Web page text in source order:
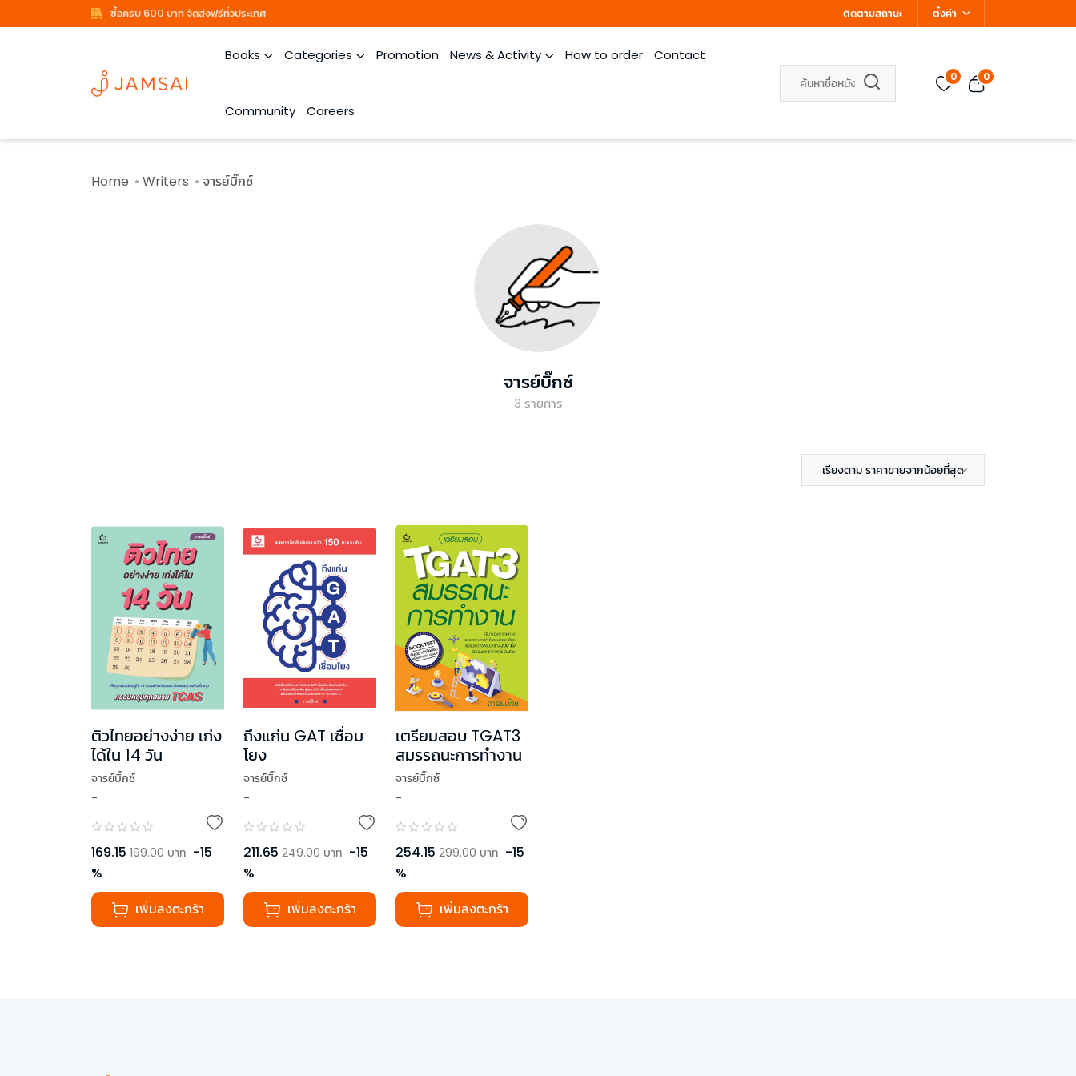
ซื้อครบ 600 บาท จัดส่งฟรีทั่วประเทศ ติดตามสถานะ ตั้งค่า
Books Categories Promotion News & Activity How to order Contact
Community Careers
0 0
Home Writers จารย์บิ๊กซ์
จารย์บิ๊กซ์
3 รายการ
เรียงตาม ราคาขายจากน้อยที่สุด
ติวไทยอย่างง่าย เก่ง
ได้ใน 14 วัน
จารย์บิ๊กซ์
-
169.15 199.00 บาท -15
%
เพิ่มลงตะกร้า
ถึงแก่น GAT เชื่อม
โยง
จารย์บิ๊กซ์
-
211.65 249.00 บาท -15
%
เพิ่มลงตะกร้า
เตรียมสอบ TGAT3
สมรรถนะการทำงาน
จารย์บิ๊กซ์
-
254.15 299.00 บาท -15
%
เพิ่มลงตะกร้า